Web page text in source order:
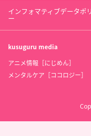
インフォマティブデータポ
ー
kusuguru media
アニメ情報［にじめん］
メンタルケア［ココロジー］